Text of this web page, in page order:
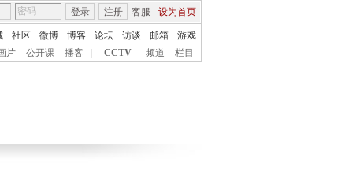
客服 设为首页
登录 注册
社区 微博 博客 论坛 访谈 邮箱
游戏
片
公开课 播客 CCTV 频道 栏目